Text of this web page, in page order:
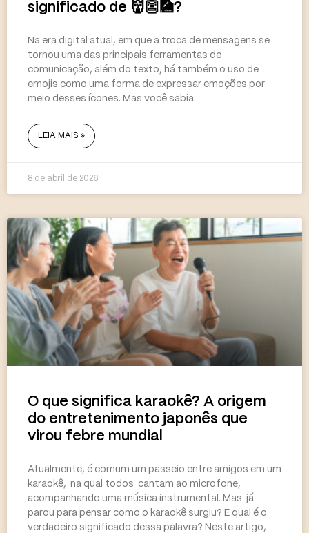
significado de 👹👺🎑?
Na era digital atual, em que a troca de mensagens se
tornou uma das principais ferramentas de
comunicação, além do texto, há também o uso de
emojis como uma forma de expressar emoções por
meio desses ícones. Mas você sabia
LEIA MAIS »
8 de abril de 2026
O que significa karaokê? A origem
do entretenimento japonês que
virou febre mundial
Atualmente, é comum um passeio entre amigos em um
karaokê, na qual todos cantam ao microfone,
acompanhando uma música instrumental. Mas já
parou para pensar como o karaokê surgiu? E qual é o
verdadeiro significado dessa palavra? Neste artigo,